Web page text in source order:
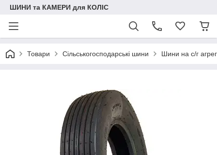
ШИНИ та КАМЕРИ для КОЛІС
Товари Сільськогосподарські шини Шини на с/г